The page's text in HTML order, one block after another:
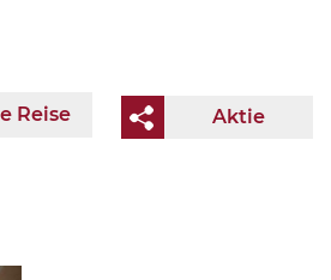
Aktie
Reise